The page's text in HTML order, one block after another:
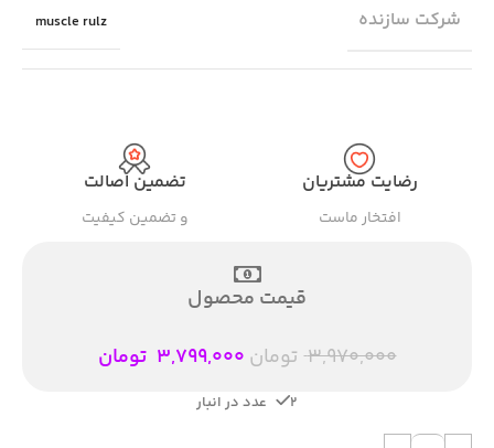
شرکت سازنده muscle rulz
رضایت مشتریان
افتخار ماست
تضمین اصالت
و تضمین کیفیت
قیمت محصول
3,970,000 تومان 3,799,000 تومان
2 عدد در انبار